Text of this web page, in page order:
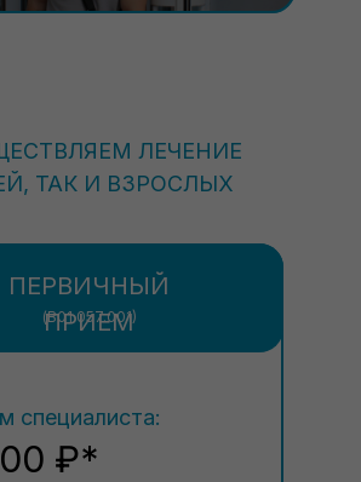
ЛЕЧЕНИЕ
ТАК И ВЗРОСЛЫХ
₽*
специалиста:
ПЕРВИЧНЫЙ
ПРИЕМ
(В01.057.001)